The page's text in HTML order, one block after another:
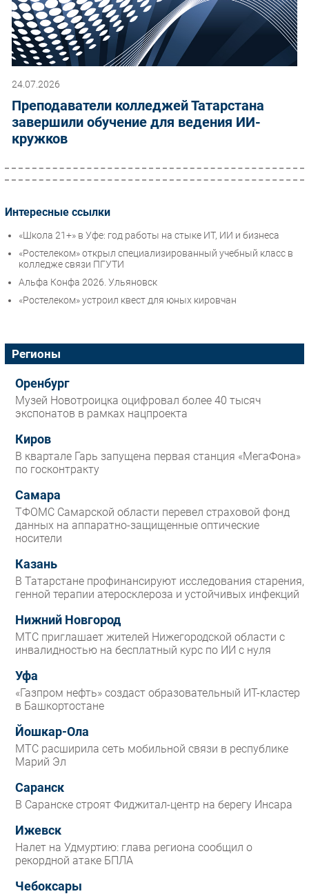
24.07.2026
Преподаватели колледжей Татарстана
завершили обучение для ведения ИИ-
кружков
Интересные ссылки
«Школа 21+» в Уфе: год работы на стыке ИТ, ИИ и бизнеса
«Ростелеком» открыл специализированный учебный класс в
колледже связи ПГУТИ
Альфа Конфа 2026. Ульяновск
«Ростелеком» устроил квест для юных кировчан
Регионы
Оренбург
Музей Новотроицка оцифровал более 40 тысяч
экспонатов в рамках нацпроекта
Киров
В квартале Гарь запущена первая станция «МегаФона»
по госконтракту
Самара
ТФОМС Самарской области перевел страховой фонд
данных на аппаратно-защищенные оптические
носители
Казань
В Татарстане профинансируют исследования старения,
генной терапии атеросклероза и устойчивых инфекций
Нижний Новгород
МТС приглашает жителей Нижегородской области с
инвалидностью на бесплатный курс по ИИ с нуля
Уфа
«Газпром нефть» создаст образовательный ИТ-кластер
в Башкортостане
Йошкар-Ола
МТС расширила сеть мобильной связи в республике
Марий Эл
Саранск
В Саранске строят Фиджитал-центр на берегу Инсара
Ижевск
Налет на Удмуртию: глава региона сообщил о
рекордной атаке БПЛА
Чебоксары